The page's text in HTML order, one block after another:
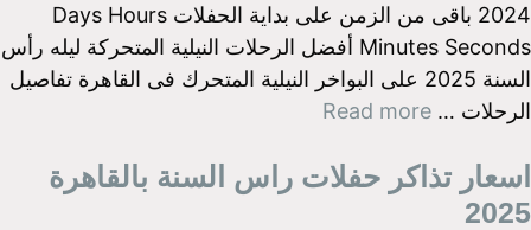
2024 باقى من الزمن على بداية الحفلات Days Hours
Minutes Seconds أفضل الرحلات النيلية المتحركة ليله رأس
السنة 2025 على البواخر النيلية المتحرك فى القاهرة تفاصيل
الرحلات … Read more
اسعار تذاكر حفلات راس السنة بالقاهرة
2025